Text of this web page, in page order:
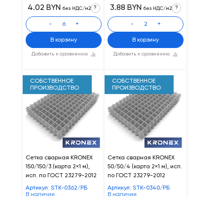
Добавить к сравнению
4.02 BYN без НДС/м2 ?
- +
В корзину
Добавить к сравнению
3.88 BYN без НДС/м2 ?
- +
В корзину
СОБСТВЕННОЕ
ПРОИЗВОДСТВО
Сетка сварная KRONEX
150/150/3 (карта 2×1 м),
исп. по ГОСТ 23279-2012
Артикул: STK-0362/РБ
В наличии
СОБСТВЕННОЕ
ПРОИЗВОДСТВО
Сетка сварная KRONEX
50/50/4 (карта 2×1 м), исп.
по ГОСТ 23279-2012
Артикул: STK-0340/РБ
В наличии